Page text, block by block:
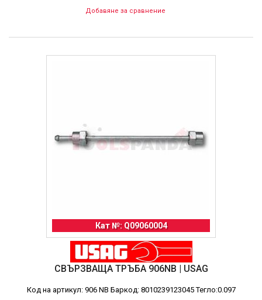
Добавяне за сравнение
Кат №: Q09060004
СВЪРЗВАЩА ТРЪБА 906NB | USAG
Код на артикул: 906 NB Баркод: 8010239123045 Тегло:0.097